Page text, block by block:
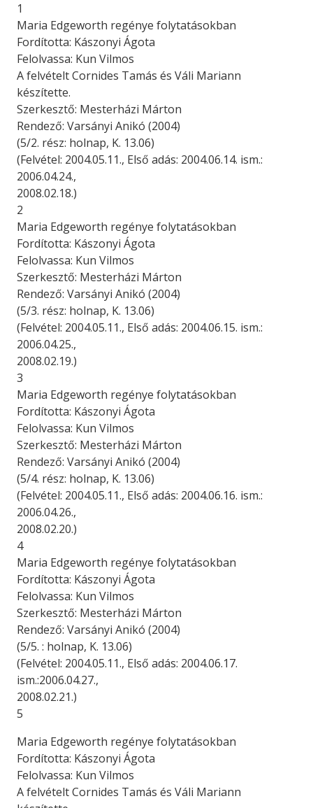
1
Maria Edgeworth regénye folytatásokban
Fordította: Kászonyi Ágota
Felolvassa: Kun Vilmos
A felvételt Cornides Tamás és Váli Mariann
készítette.
Szerkesztő: Mesterházi Márton
Rendező: Varsányi Anikó (2004)
(5/2. rész: holnap, K. 13.06)
(Felvétel: 2004.05.11., Első adás: 2004.06.14. ism.:
2006.04.24.,
2008.02.18.)
2
Maria Edgeworth regénye folytatásokban
Fordította: Kászonyi Ágota
Felolvassa: Kun Vilmos
Szerkesztő: Mesterházi Márton
Rendező: Varsányi Anikó (2004)
(5/3. rész: holnap, K. 13.06)
(Felvétel: 2004.05.11., Első adás: 2004.06.15. ism.:
2006.04.25.,
2008.02.19.)
3
Maria Edgeworth regénye folytatásokban
Fordította: Kászonyi Ágota
Felolvassa: Kun Vilmos
Szerkesztő: Mesterházi Márton
Rendező: Varsányi Anikó (2004)
(5/4. rész: holnap, K. 13.06)
(Felvétel: 2004.05.11., Első adás: 2004.06.16. ism.:
2006.04.26.,
2008.02.20.)
4
Maria Edgeworth regénye folytatásokban
Fordította: Kászonyi Ágota
Felolvassa: Kun Vilmos
Szerkesztő: Mesterházi Márton
Rendező: Varsányi Anikó (2004)
(5/5. : holnap, K. 13.06)
(Felvétel: 2004.05.11., Első adás: 2004.06.17.
ism.:2006.04.27.,
2008.02.21.)
5
Maria Edgeworth regénye folytatásokban
Fordította: Kászonyi Ágota
Felolvassa: Kun Vilmos
A felvételt Cornides Tamás és Váli Mariann